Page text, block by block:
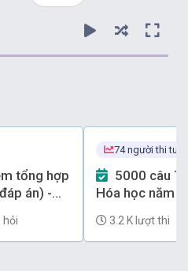
xanh là CuSO 4
xanh, sau đó hóa nâu
án) -
hỏi
74 người thi
Hóa học năm
3.2 K lượt thi